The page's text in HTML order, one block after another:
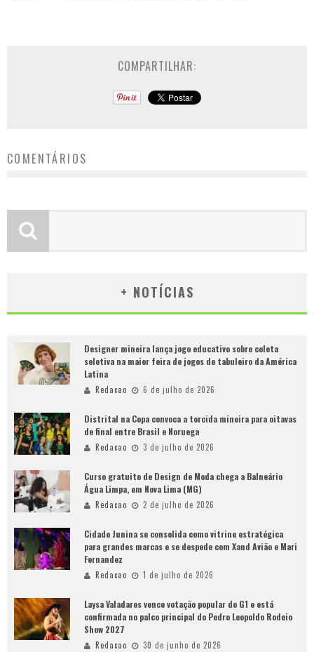
COMPARTILHAR:
COMENTÁRIOS
+ NOTÍCIAS
Designer mineira lança jogo educativo sobre coleta
seletiva na maior feira de jogos de tabuleiro da América
Latina
Redacao 6 de julho de 2026
Distrital na Copa convoca a torcida mineira para oitavas
de final entre Brasil e Noruega
Redacao 3 de julho de 2026
Curso gratuito de Design de Moda chega a Balneário
Água Limpa, em Nova Lima (MG)
Redacao 2 de julho de 2026
Cidade Junina se consolida como vitrine estratégica
para grandes marcas e se despede com Xand Avião e Mari
Fernandez
Redacao 1 de julho de 2026
Laysa Valadares vence votação popular do G1 e está
confirmada no palco principal do Pedro Leopoldo Rodeio
Show 2027
Redacao 30 de junho de 2026